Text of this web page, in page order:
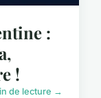
:
!
de lecture →